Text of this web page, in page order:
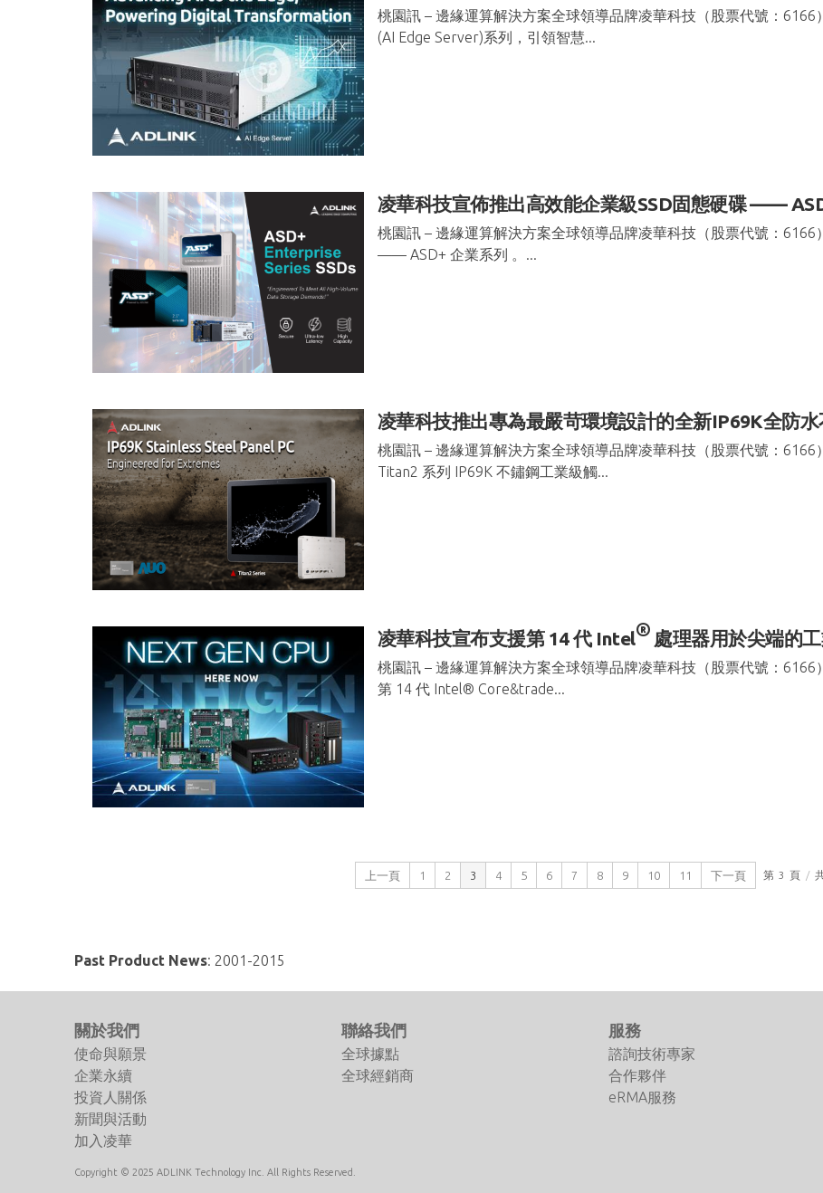
桃園訊 – 邊緣運算解決方案全球領導品牌凌華科技（股票代號：6166
(AI Edge Server)系列，引領智慧...
凌華科技宣佈推出高效能企業級SSD固態硬碟 ——
桃園訊 – 邊緣運算解決方案全球領導品牌凌華科技（股票代號：
—— ASD+ 企業系列 。...
凌華科技推出專為最嚴苛環境設計的全新IP69K全防
桃園訊 – 邊緣運算解決方案全球領導品牌凌華科技（股票代號：
Titan2 系列 IP69K 不鏽鋼工業級觸...
凌華科技宣布支援第 14 代 Intel® 處理器用於尖端的
桃園訊 – 邊緣運算解決方案全球領導品牌凌華科技（股票代號：
第 14 代 Intel® Core&trade...
上一頁 1 2 3 4 5 6 7 8 9 10 11 下一頁 第 3 頁 /
Past Product News: 2001-2015
關於我們
使命與願景
企業永續
投資人關係
新聞與活動
加入凌華
聯絡我們
全球據點
全球經銷商
服務
諮詢技術專家
合作夥伴
eRMA服務
Copyright © 2025 ADLINK Technology Inc. All Rights Reserved.